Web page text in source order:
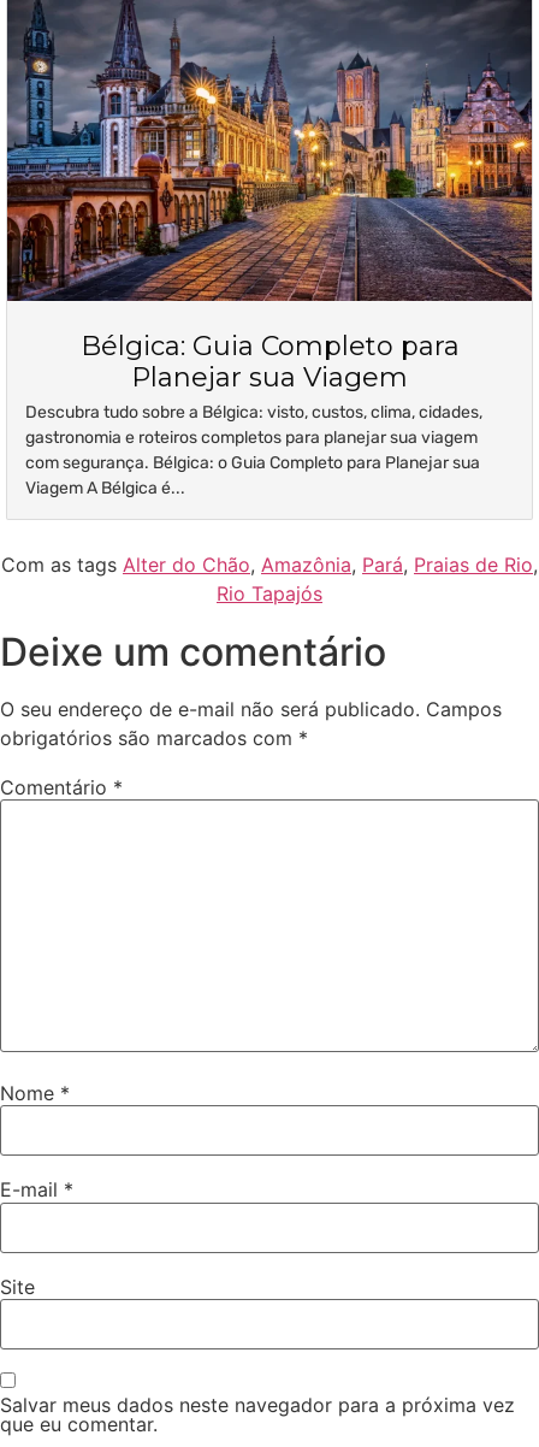
Bélgica: Guia Completo para
Planejar sua Viagem
Descubra tudo sobre a Bélgica: visto, custos, clima, cidades,
gastronomia e roteiros completos para planejar sua viagem
com segurança. Bélgica: o Guia Completo para Planejar sua
Viagem A Bélgica é...
Com as tags Alter do Chão, Amazônia, Pará, Praias de Rio,
Rio Tapajós
Deixe um comentário
O seu endereço de e-mail não será publicado. Campos
obrigatórios são marcados com *
Comentário *
Nome *
E-mail *
Site
Salvar meus dados neste navegador para a próxima vez
que eu comentar.